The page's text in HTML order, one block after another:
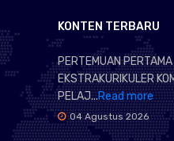
KONTEN TERBARU
PERTEMUAN PERTAMA
EKSTRAKURIKULER
PELAJ...Read more
04 Agustus 2026